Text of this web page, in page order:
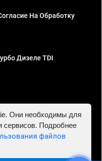
На Обработку
Дизеле TDI
ИНН 781302555843,
Они необходимы для
сервисов. Подробнее
файлов